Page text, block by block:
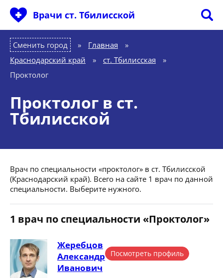
Врачи ст. Тбилисской
Сменить город Главная
»
Краснодарский край
» ст. Тбилисская
»
Проктолог
Проктолог в ст.
Тбилисской
Врач по специальности «проктолог» в ст. Тбилисской
(Краснодарский край). Всего на сайте 1 врач по данной
специальности. Выберите нужного.
1 врач по специальности «Проктолог»
Жеребцов
Александр
Иванович
Посмотреть профиль